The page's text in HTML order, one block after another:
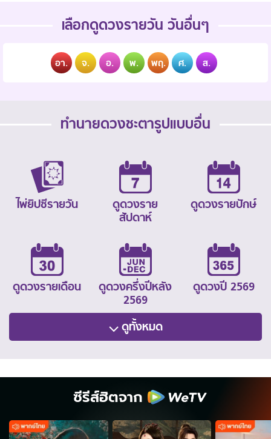
เลือกดูดวงรายวัน วันอื่นๆ
อา. จ. อ. พ. พฤ. ศ. ส.
ทำนายดวงชะตารูปแบบอื่น
ไพ่ยิปซีรายวัน
ดูดวงราย
สัปดาห์
ดูดวงรายปักษ์
ดูดวงรายเดือน
ดูดวงครึ่งปีหลัง
2569
ดูดวงปี 2569
ดูทั้งหมด
ซีรีส์ฮิตจาก